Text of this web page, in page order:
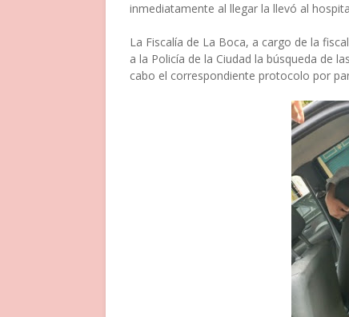
inmediatamente al llegar la llevó al
La Fiscalía de La Boca, a cargo de la
a la Policía de la Ciudad la búsqueda de
cabo el correspondiente protocolo por